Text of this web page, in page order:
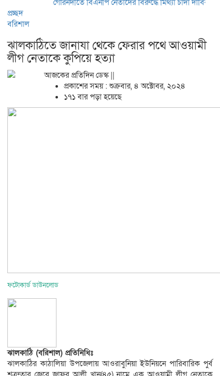
গৌরনদীতে বিএনপি নেতাদের বিরুদ্ধে মিথ্যা চাঁদা দাবির
প্রচ্ছদ
বরিশাল
ঝালকাঠিতে জানাযা থেকে ফেরার পথে আওয়ামী
লীগ নেতাকে কুপিয়ে হত্যা
আজকের প্রতিদিন ডেস্ক ||
প্রকাশের সময় : শুক্রবার, ৪ অক্টোবর, ২০২৪
১৭১ বার পড়া হয়েছে
ফটোকার্ড ডাউনলোড
ঝালকাঠি (বরিশাল) প্রতিনিধিঃ
ঝালকাঠির কাঠালিয়া উপজেলায় আওরাবুনিয়া ইউনিয়নে পারিবারিক পুর্ব